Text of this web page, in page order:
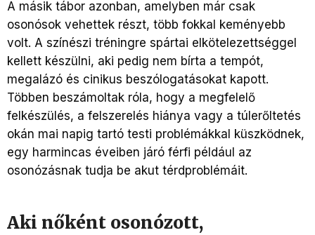
A másik tábor azonban, amelyben már csak
osonósok vehettek részt, több fokkal keményebb
volt. A színészi tréningre spártai elkötelezettséggel
kellett készülni, aki pedig nem bírta a tempót,
megalázó és cinikus beszólogatásokat kapott.
Többen beszámoltak róla, hogy a megfelelő
felkészülés, a felszerelés hiánya vagy a túlerőltetés
okán mai napig tartó testi problémákkal küszködnek,
egy harmincas éveiben járó férfi például az
osonózásnak tudja be akut térdproblémáit.
Aki nőként osonózott,